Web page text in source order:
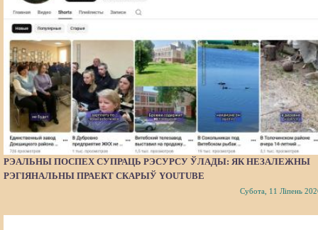
РЭАЛЬНЫ ПОСПЕХ СУПРАЦЬ РЭСУРСУ ЎЛАДЫ: ЯК НЕЗАЛЕЖНЫ
РЭГІЯНАЛЬНЫ ПРАЕКТ СКАРЫЎ YOUTUBE
Субота, 11 Ліпень